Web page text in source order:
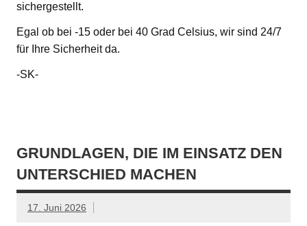
sichergestellt.
Egal ob bei -15 oder bei 40 Grad Celsius, wir sind 24/7
für Ihre Sicherheit da.
-SK-
GRUNDLAGEN, DIE IM EINSATZ DEN
UNTERSCHIED MACHEN
17. Juni 2026